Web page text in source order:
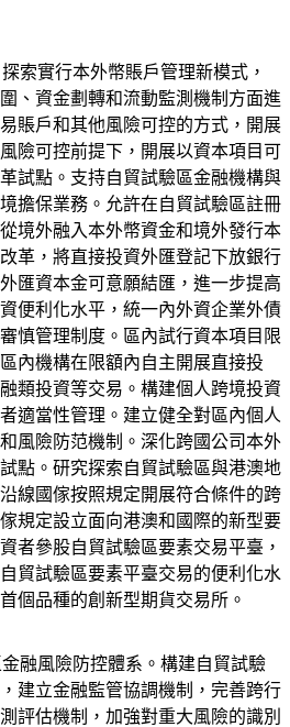
索實行本外幣賬戶管理新模式，
、資金劃轉和流動監測機制方面進
賬戶和其他風險可控的方式，開展
險可控前提下，開展以資本項目可
試點。支持自貿試驗區金融機構與
擔保業務。允許在自貿試驗區註冊
境外融入本外幣資金和境外發行本
革，將直接投資外匯登記下放銀行
匯資本金可意願結匯，進一步提高
便利化水平，統一內外資企業外債
慎管理制度。區內試行資本項目限
內機構在限額內自主開展直接投
類投資等交易。構建個人跨境投資
適當性管理。建立健全對區內個人
風險防范機制。深化跨國公司本外
點。研究探索自貿試驗區與港澳地
線國傢按照規定開展符合條件的跨
規定設立面向港澳和國際的新型要
者參股自貿試驗區要素交易平臺，
貿試驗區要素平臺交易的便利化水
個品種的創新型期貨交易所。
融風險防控體系。構建自貿試驗
建立金融監管協調機制，完善跨行
評估機制，加強對重大風險的識別